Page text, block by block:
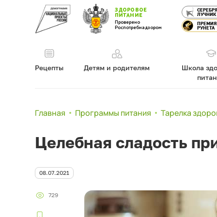
ЗДОРОВОЕ
ПИТАНИЕ
Проверено
Роспотребнадзором
ЛУЧНИК
ПРЕМИЯ
РУНЕТА
Рецепты Детям и родителям
Школа
Главная Программы питания Тарелка
Целебная сладость
08.07.2021
729